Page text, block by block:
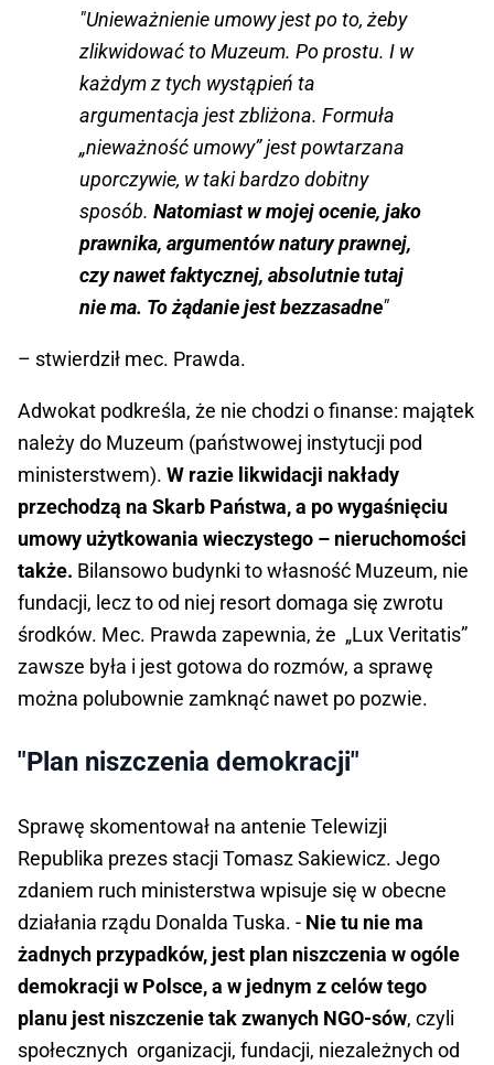
"Unieważnienie umowy jest po to, żeby
zlikwidować to Muzeum. Po prostu. I w
każdym z tych wystąpień ta
argumentacja jest zbliżona. Formuła
„nieważność umowy” jest powtarzana
uporczywie, w taki bardzo dobitny
sposób. Natomiast w mojej ocenie, jako
prawnika, argumentów natury prawnej,
czy nawet faktycznej, absolutnie tutaj
nie ma. To żądanie jest bezzasadne"
– stwierdził mec. Prawda.
Adwokat podkreśla, że nie chodzi o finanse: majątek
należy do Muzeum (państwowej instytucji pod
ministerstwem). W razie likwidacji nakłady
przechodzą na Skarb Państwa, a po wygaśnięciu
umowy użytkowania wieczystego – nieruchomości
także. Bilansowo budynki to własność Muzeum, nie
fundacji, lecz to od niej resort domaga się zwrotu
środków. Mec. Prawda zapewnia, że „Lux Veritatis”
zawsze była i jest gotowa do rozmów, a sprawę
można polubownie zamknąć nawet po pozwie.
"Plan niszczenia demokracji"
Sprawę skomentował na antenie Telewizji
Republika prezes stacji Tomasz Sakiewicz. Jego
zdaniem ruch ministerstwa wpisuje się w obecne
działania rządu Donalda Tuska. - Nie tu nie ma
żadnych przypadków, jest plan niszczenia w ogóle
demokracji w Polsce, a w jednym z celów tego
planu jest niszczenie tak zwanych NGO-sów, czyli
społecznych organizacji, fundacji, niezależnych od